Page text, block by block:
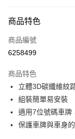
信用卡一次付款
信用卡分期付款
合作金庫商業銀行
華南商業銀行
上海商業儲蓄銀行
國泰世華商業銀行
臺灣中小企業銀行
LINE Pay
Apple Pay
街口支付
商品特色
商品編號
6258499
商品特色
立體3D碳纖維紋
組裝簡單易安裝
適用7位號碼車牌
保護車牌與車身